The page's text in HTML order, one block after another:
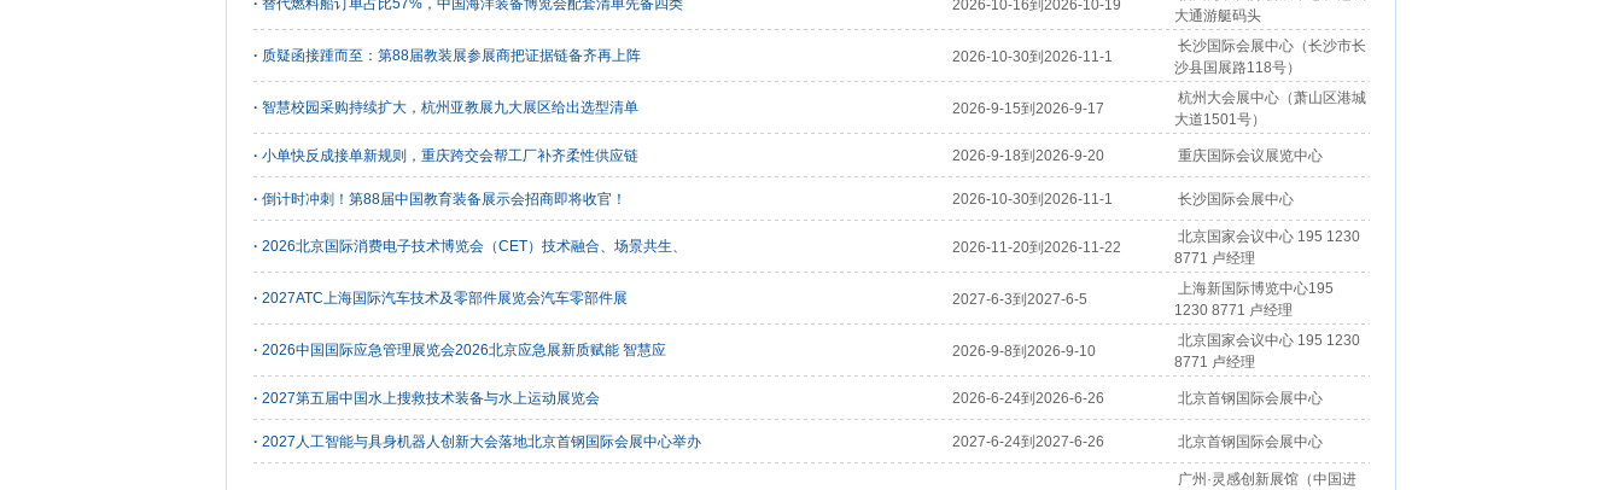
· 替代燃料船订单占比57%，中国海洋装备博览会配套清单先备四类 2026-10-16到2026-10-19
大通游艇码头
· 质疑函接踵而至：第88届教装展参展商把证据链备齐再上阵 2026-10-30到2026-11-1
长沙国际会展中心（长沙市长
沙县国展路118号）
· 智慧校园采购持续扩大，杭州亚教展九大展区给出选型清单 2026-9-15到2026-9-17
杭州大会展中心（萧山区港城
大道1501号）
· 小单快反成接单新规则，重庆跨交会帮工厂补齐柔性供应链 2026-9-18到2026-9-20 重庆国际会议展览中心
· 倒计时冲刺！第88届中国教育装备展示会招商即将收官！ 2026-10-30到2026-11-1 长沙国际会展中心
· 2026北京国际消费电子技术博览会（CET）技术融合、场景共生、 2026-11-20到2026-11-22
北京国家会议中心 195 1230
8771 卢经理
· 2027ATC上海国际汽车技术及零部件展览会汽车零部件展 2027-6-3到2027-6-5
上海新国际博览中心195
1230 8771 卢经理
· 2026中国国际应急管理展览会2026北京应急展新质赋能 智慧应 2026-9-8到2026-9-10
北京国家会议中心 195 1230
8771 卢经理
· 2027第五届中国水上搜救技术装备与水上运动展览会 2026-6-24到2026-6-26 北京首钢国际会展中心
· 2027人工智能与具身机器人创新大会落地北京首钢国际会展中心举办 2027-6-24到2027-6-26 北京首钢国际会展中心
广州·灵感创新展馆（中国进